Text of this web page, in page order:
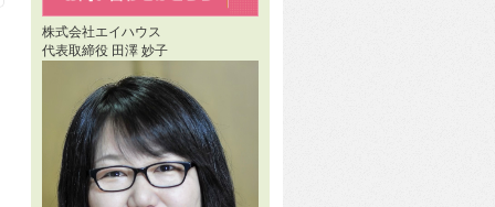
株式会社エイハウス
代表取締役 田澤 妙子